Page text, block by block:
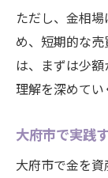
ただし、金相
め、短期的な
は、まずは少
理解を深めてい
大府市で実践
大府市で金を